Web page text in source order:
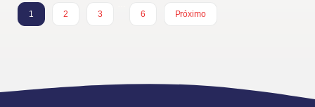
1 2 3
6
Próximo